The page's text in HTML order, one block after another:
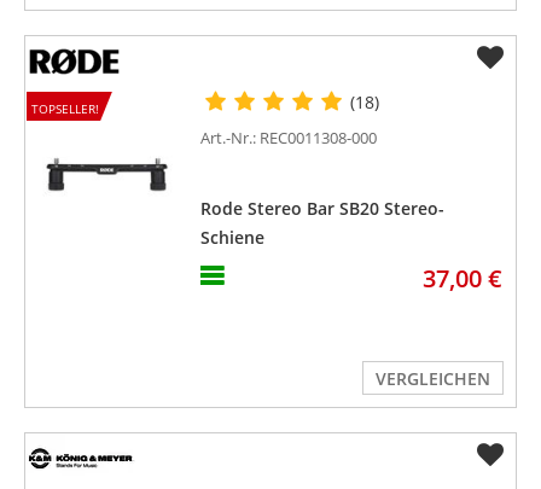
TOPSELLER! (18)
Art.-Nr.: REC0011308-000
Rode Stereo Bar SB20 Stereo-
Schiene
37,00 €
VERGLEICHEN